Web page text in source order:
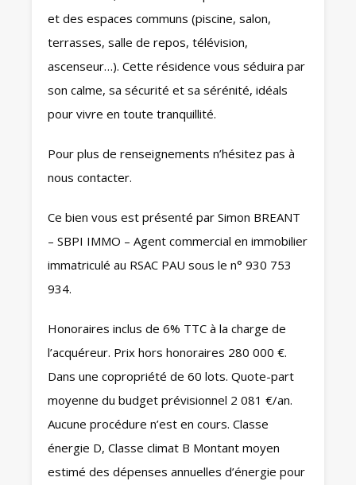
et des espaces communs (piscine, salon,
terrasses, salle de repos, télévision,
ascenseur…). Cette résidence vous séduira par
son calme, sa sécurité et sa sérénité, idéals
pour vivre en toute tranquillité.
Pour plus de renseignements n’hésitez pas à
nous contacter.
Ce bien vous est présenté par Simon BREANT
– SBPI IMMO – Agent commercial en immobilier
immatriculé au RSAC PAU sous le n° 930 753
934.
Honoraires inclus de 6% TTC à la charge de
l’acquéreur. Prix hors honoraires 280 000 €.
Dans une copropriété de 60 lots. Quote-part
moyenne du budget prévisionnel 2 081 €/an.
Aucune procédure n’est en cours. Classe
énergie D, Classe climat B Montant moyen
estimé des dépenses annuelles d’énergie pour